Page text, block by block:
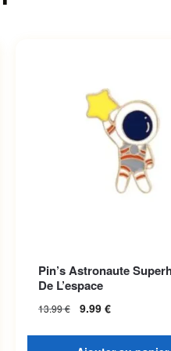
Pin’s Astronaute
De L’espace
13.99€ 9.99 €